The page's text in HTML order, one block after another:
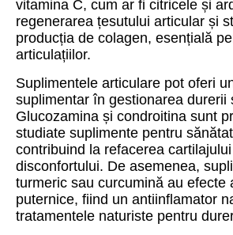
vitamina C, cum ar fi citricele și
regenerarea țesutului articular și
producția de colagen, esențială
articulațiilor.
Suplimentele articulare pot oferi
suplimentar în gestionarea durerii
Glucozamina și condroitina sunt
studiate suplimente pentru
contribuind la refacerea
disconfortului. De asemenea,
turmeric sau curcumină au efecte
puternice, fiind un antiinflamator
tratamentele naturiste pentru